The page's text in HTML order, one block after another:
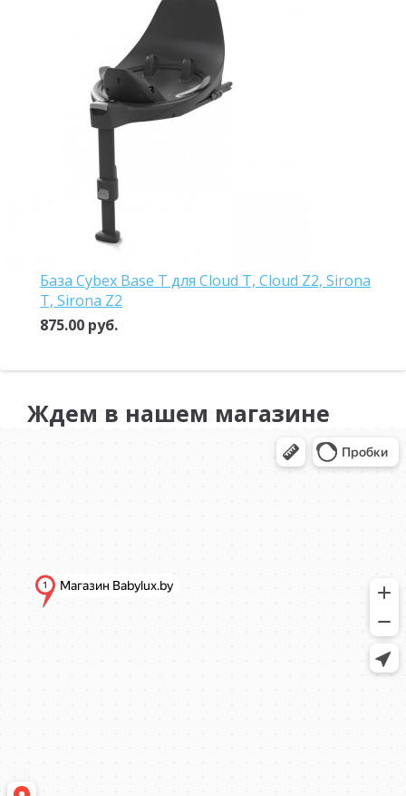
База Cybex Base T для Cloud T, Cloud Z2, Sirona
T, Sirona Z2
875.00 руб.
Ждем в нашем магазине